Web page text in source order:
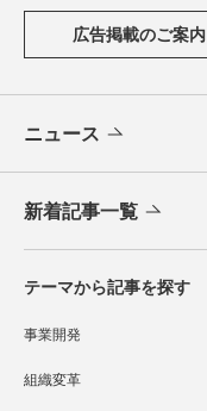
広告掲載のご案内
ニュース
新着記事一覧
テーマから記事を探す
事業開発
組織変革